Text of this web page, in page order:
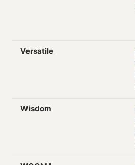
Versatile
Wisdom